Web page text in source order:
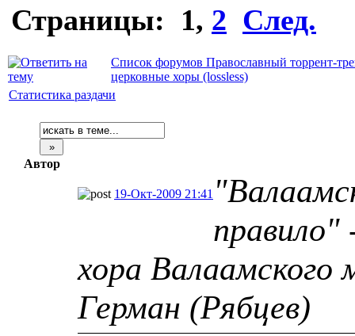
Страницы: 1, 2 След.
Список форумов Православный торрент-
церковные хоры (lossless)
Статистика раздачи
Автор
19-Окт-2009 21:41
правило"
хора Валаамского
Герман (Рябцев)